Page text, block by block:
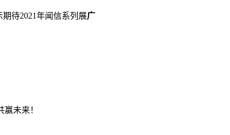
待2021年闻信系列展广
未来！